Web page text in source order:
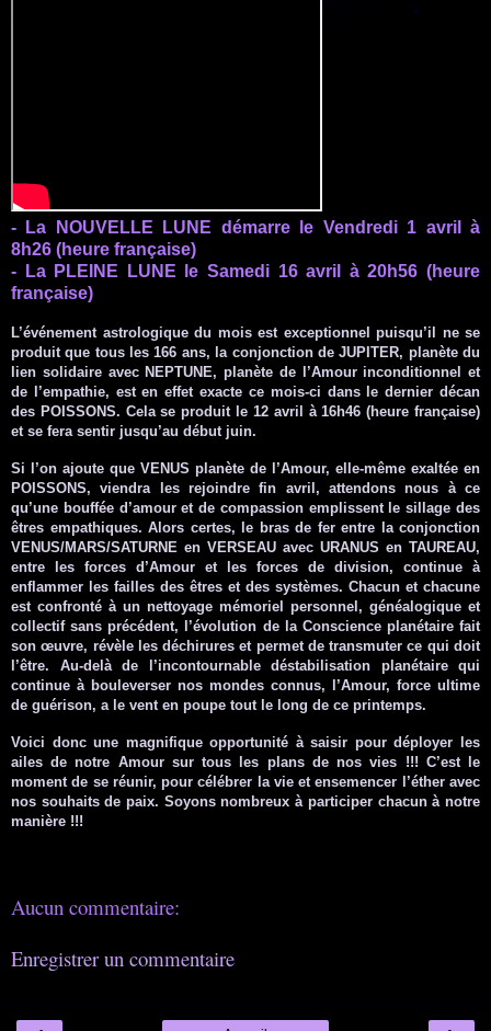
- La NOUVELLE LUNE démarre le Vendredi 1 avril à
8h26 (heure française)
- La PLEINE LUNE le Samedi 16 avril à 20h56 (heure
française)
L’événement astrologique du mois est exceptionnel puisqu’il ne se
produit que tous les 166 ans, la conjonction de JUPITER, planète du
lien solidaire avec NEPTUNE, planète de l’Amour inconditionnel et
de l’empathie, est en effet exacte ce mois-ci dans le dernier décan
des POISSONS. Cela se produit le 12 avril à 16h46 (heure française)
et se fera sentir jusqu’au début juin.
Si l’on ajoute que VENUS planète de l’Amour, elle-même exaltée en
POISSONS, viendra les rejoindre fin avril, attendons nous à ce
qu’une bouffée d’amour et de compassion emplissent le sillage des
êtres empathiques. Alors certes, le bras de fer entre la conjonction
VENUS/MARS/SATURNE en VERSEAU avec URANUS en TAUREAU,
entre les forces d’Amour et les forces de division, continue à
enflammer les failles des êtres et des systèmes. Chacun et chacune
est confronté à un nettoyage mémoriel personnel, généalogique et
collectif sans précédent, l’évolution de la Conscience planétaire fait
son œuvre, révèle les déchirures et permet de transmuter ce qui doit
l’être. Au-delà de l’incontournable déstabilisation planétaire qui
continue à bouleverser nos mondes connus, l’Amour, force ultime
de guérison, a le vent en poupe tout le long de ce printemps.
Voici donc une magnifique opportunité à saisir pour déployer les
ailes de notre Amour sur tous les plans de nos vies !!! C’est le
moment de se réunir, pour célébrer la vie et ensemencer l’éther avec
nos souhaits de paix. Soyons nombreux à participer chacun à notre
manière !!!
Aucun commentaire:
Enregistrer un commentaire